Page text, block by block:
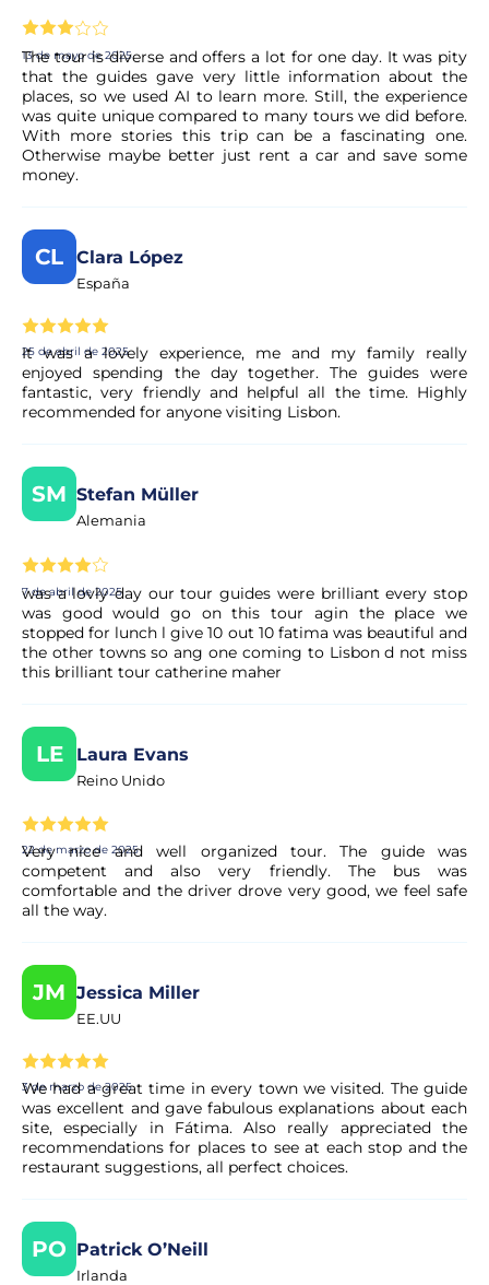
13 de mayo de 2025
The tour is diverse and offers a lot for one day. It was pity
that the guides gave very little information about the
places, so we used AI to learn more. Still, the experience
was quite unique compared to many tours we did before.
With more stories this trip can be a fascinating one.
Otherwise maybe better just rent a car and save some
money.
CL Clara López
España
25 de abril de 2025
It was a lovely experience, me and my family really
enjoyed spending the day together. The guides were
fantastic, very friendly and helpful all the time. Highly
recommended for anyone visiting Lisbon.
SM Stefan Müller
Alemania
7 de abril de 2025
was a lovly day our tour guides were brilliant every stop
was good would go on this tour agin the place we
stopped for lunch l give 10 out 10 fatima was beautiful and
the other towns so ang one coming to Lisbon d not miss
this brilliant tour catherine maher
LE Laura Evans
Reino Unido
22 de marzo de 2025
Very nice and well organized tour. The guide was
competent and also very friendly. The bus was
comfortable and the driver drove very good, we feel safe
all the way.
JM Jessica Miller
EE.UU
3 de marzo de 2025
We had a great time in every town we visited. The guide
was excellent and gave fabulous explanations about each
site, especially in Fátima. Also really appreciated the
recommendations for places to see at each stop and the
restaurant suggestions, all perfect choices.
PO Patrick O’Neill
Irlanda